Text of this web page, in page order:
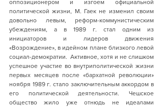
оппозиционером и изгоем официальной
политической жизни, М. Гаек не изменил своим
довольно левым, реформ-коммунистическим
убеждениям, а в 1989 г. стал одним из
инициаторов и лидеров движения
«Возрождение», в идейном плане близкого левой
социал-демократии.  Активное, хотя и не слишком
успешное участие во внутриполитической жизни
первых месяцев после «бархатной революции»
ноября 1989 г. стало заключительным аккордом в
его политической деятельности. Чешское
общество жило уже отнюдь не идеалами